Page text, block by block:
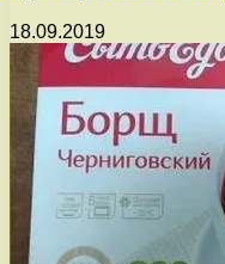
18.09.2019